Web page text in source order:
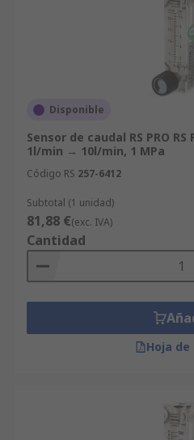
Disponible
Sensor de caudal RS PRO
1l/min → 10l/min, 1 MPa
Código RS 257-6412
Subtotal (1 unidad)
81,88 €(exc. IVA)
Cantidad
Hoja